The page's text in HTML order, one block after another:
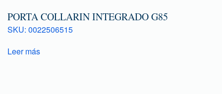
PORTA COLLARIN INTEGRADO G85
SKU: 0022506515
Leer más